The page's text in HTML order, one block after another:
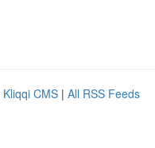
Kliqqi CMS | All RSS Feeds